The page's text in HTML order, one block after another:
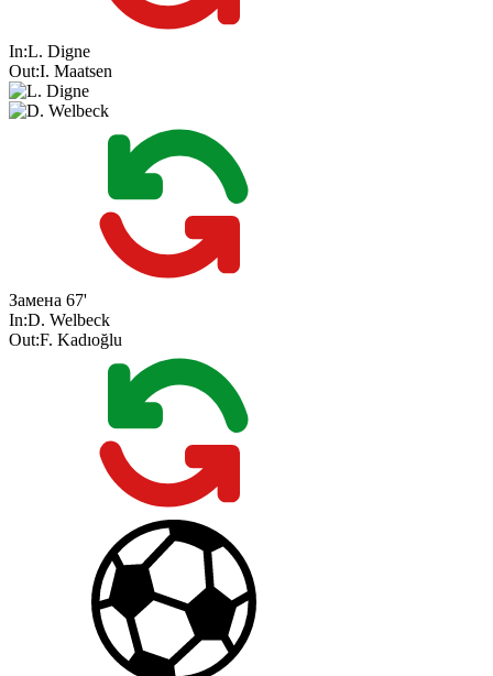
In:L. Digne
Out:I. Maatsen
Замена 67'
In:D. Welbeck
Out:F. Kadıoğlu